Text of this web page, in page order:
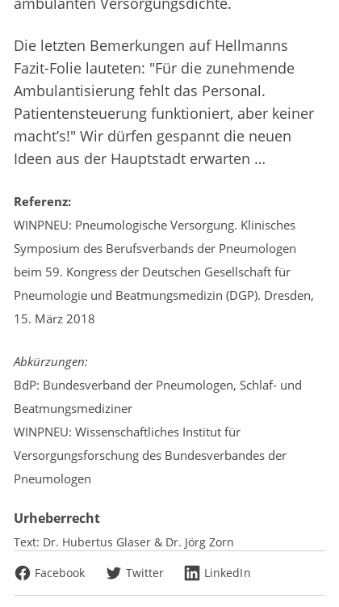
Die letzten Bemerkungen auf Hellmanns
Fazit-Folie lauteten: "Für die zunehmende
Ambulantisierung fehlt das Personal.
Patientensteuerung funktioniert, aber keiner
macht’s!" Wir dürfen gespannt die neuen
Ideen aus der Hauptstadt erwarten …
Referenz:
WINPNEU: Pneumologische Versorgung. Klinisches
Symposium des Berufsverbands der Pneumologen
beim 59. Kongress der Deutschen Gesellschaft für
Pneumologie und Beatmungsmedizin (DGP). Dresden,
15. März 2018
Abkürzungen:
BdP: Bundesverband der Pneumologen, Schlaf- und
Beatmungsmediziner
WINPNEU: Wissenschaftliches Institut für
Versorgungsforschung des Bundesverbandes der
Pneumologen
Urheberrecht
Text: Dr. Hubertus Glaser & Dr. Jörg Zorn
Facebook
Twitter LinkedIn